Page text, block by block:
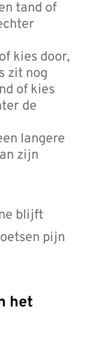
tand of
kies door,
zit nog
of kies
de
langere
zijn
blijft
pijn